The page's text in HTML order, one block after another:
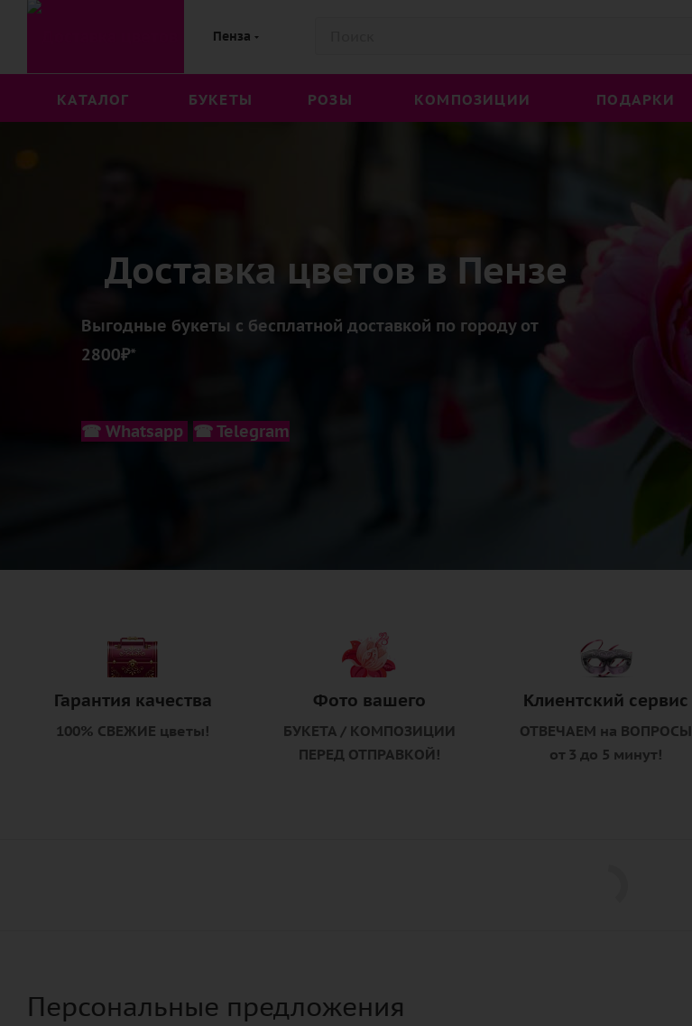
Пенза
КАТАЛОГ БУКЕТЫ РОЗЫ КОМПОЗИЦИИ ПОДАРКИ
Доставка цветов в Пензе
Выгодные букеты с бесплатной доставкой по городу от
2800₽*
☎ Whatsapp ☎ Telegram
Гарантия качества
100% СВЕЖИЕ цветы!
Фото вашего
БУКЕТА / КОМПОЗИЦИИ
ПЕРЕД ОТПРАВКОЙ!
Клиентский сервис
ОТВЕЧАЕМ на ВОПРОСЫ
от 3 до 5 минут!
Персональные предложения